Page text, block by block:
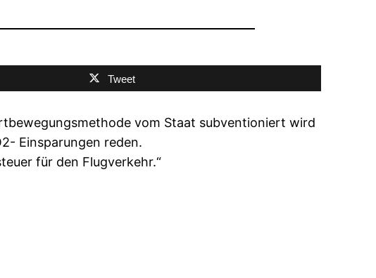
Tweet
vom Staat subventioniert wird
Einsparungen reden.
für den Flugverkehr.“